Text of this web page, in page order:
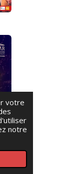
votre
notre